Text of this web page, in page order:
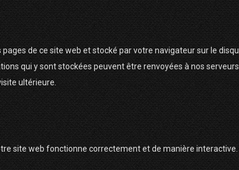
de ce site web et stocké par votre navigateur sur le
qui y sont stockées peuvent être renvoyées à nos
ultérieure.
site web fonctionne correctement et de manière interactive.